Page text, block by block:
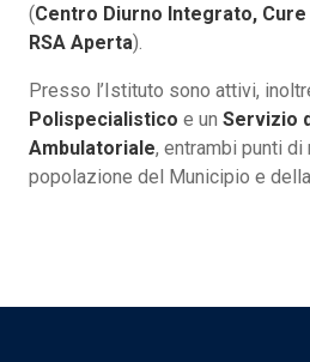
(Centro Diurno Integrato, Cure
RSA Aperta).
Presso l’Istituto sono attivi,
Polispecialistico e un Servizio
Ambulatoriale, entrambi punti
popolazione del Municipio e della